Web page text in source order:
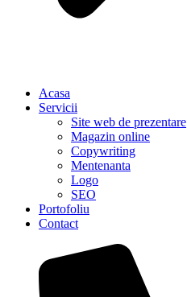
Acasa
Servicii
Site web de prezentare
Magazin online
Copywriting
Mentenanta
Logo
SEO
Portofoliu
Contact